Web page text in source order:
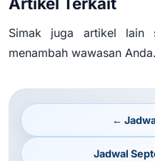
Simak juga artikel lain
menambah wawasan Anda.
←
Jadwal